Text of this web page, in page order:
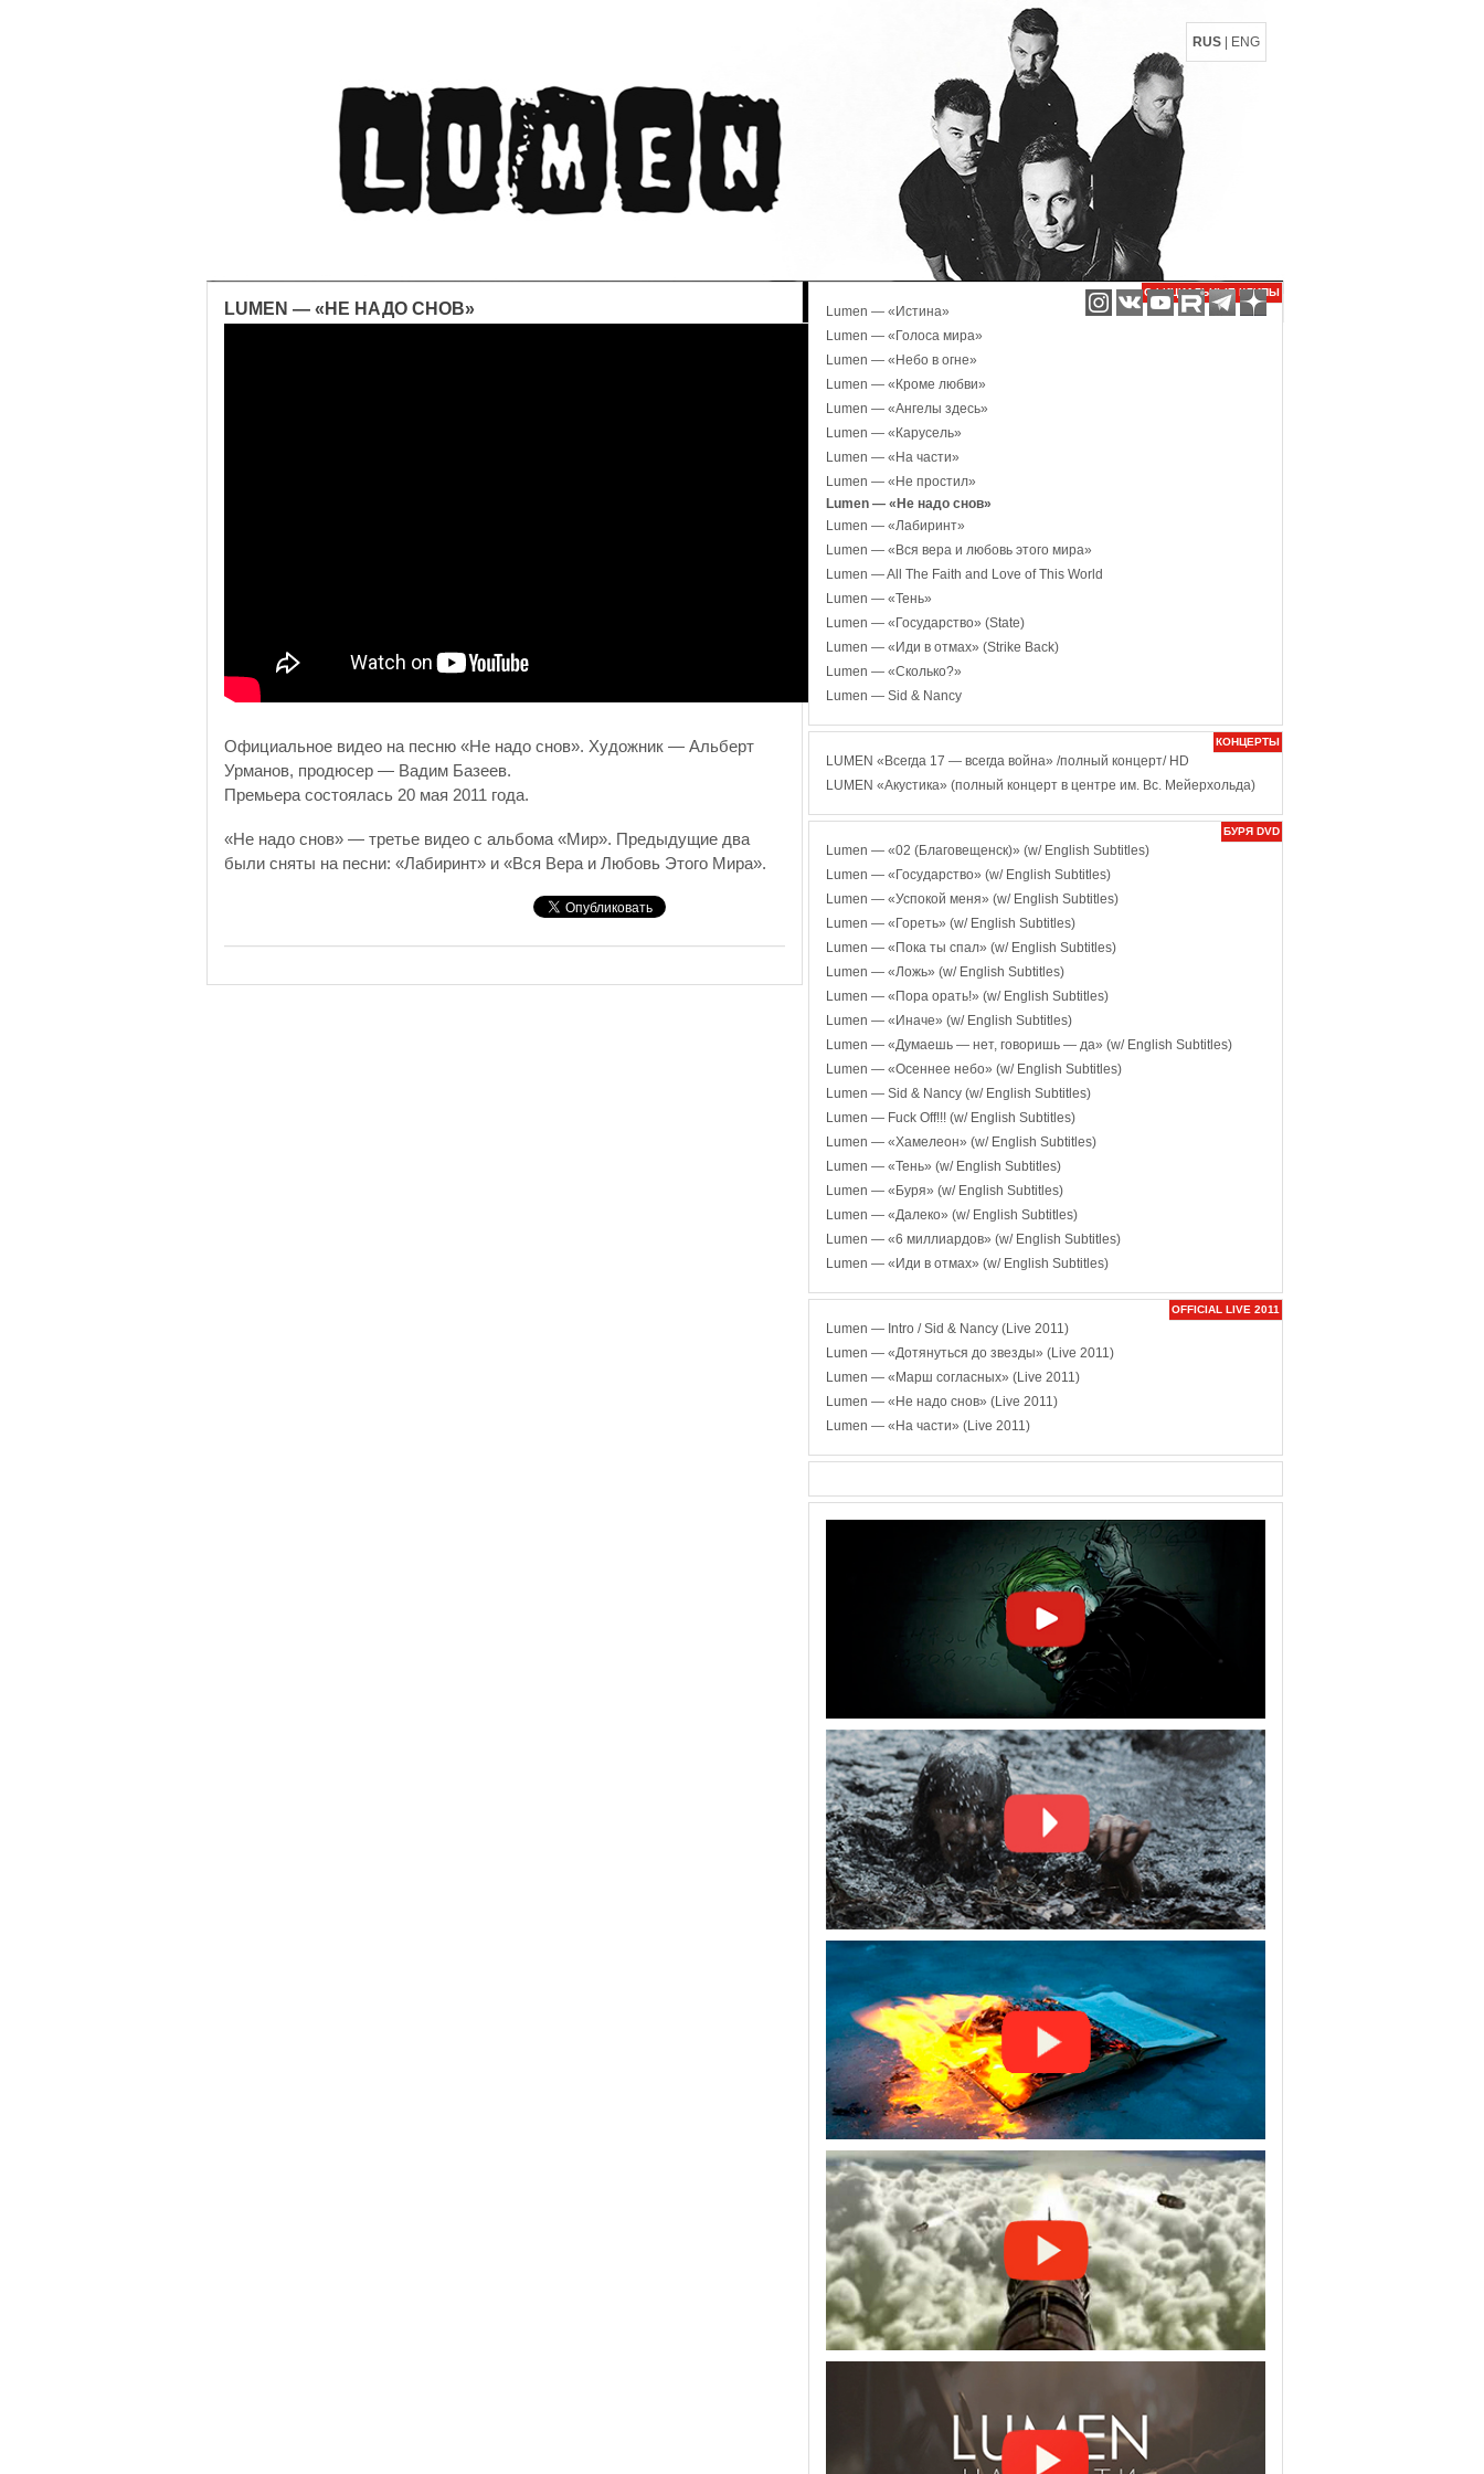
RUS ENG
LUMEN — «НЕ НАДО СНОВ»
Официальное видео на песню «Не надо снов». Художник — Альберт
Урманов, продюсер — Вадим Базеев.
Премьера состоялась 20 мая 2011 года.
«Не надо снов» — третье видео с альбома «Мир». Предыдущие два
были сняты на песни: «Лабиринт» и «Вся Вера и Любовь Этого Мира».
ОФИЦИАЛЬНЫЕ КЛИПЫ
Lumen — «Истина»
Lumen — «Голоса мира»
Lumen — «Небо в огне»
Lumen — «Кроме любви»
Lumen — «Ангелы здесь»
Lumen — «Карусель»
Lumen — «На части»
Lumen — «Не простил»
Lumen — «Не надо снов»
Lumen — «Лабиринт»
Lumen — «Вся вера и любовь этого мира»
Lumen — All The Faith and Love of This World
Lumen — «Тень»
Lumen — «Государство» (State)
Lumen — «Иди в отмах» (Strike Back)
Lumen — «Сколько?»
Lumen — Sid & Nancy
КОНЦЕРТЫ
LUMEN «Всегда 17 — всегда война» /полный концерт/ HD
LUMEN «Акустика» (полный концерт в центре им. Вс. Мейерхольда)
БУРЯ DVD
Lumen — «02 (Благовещенск)» (w/ English Subtitles)
Lumen — «Государство» (w/ English Subtitles)
Lumen — «Успокой меня» (w/ English Subtitles)
Lumen — «Гореть» (w/ English Subtitles)
Lumen — «Пока ты спал» (w/ English Subtitles)
Lumen — «Ложь» (w/ English Subtitles)
Lumen — «Пора орать!» (w/ English Subtitles)
Lumen — «Иначе» (w/ English Subtitles)
Lumen — «Думаешь — нет, говоришь — да» (w/ English Subtitles)
Lumen — «Осеннее небо» (w/ English Subtitles)
Lumen — Sid & Nancy (w/ English Subtitles)
Lumen — Fuck Off!!! (w/ English Subtitles)
Lumen — «Хамелеон» (w/ English Subtitles)
Lumen — «Тень» (w/ English Subtitles)
Lumen — «Буря» (w/ English Subtitles)
Lumen — «Далеко» (w/ English Subtitles)
Lumen — «6 миллиардов» (w/ English Subtitles)
Lumen — «Иди в отмах» (w/ English Subtitles)
OFFICIAL LIVE 2011
Lumen — Intro / Sid & Nancy (Live 2011)
Lumen — «Дотянуться до звезды» (Live 2011)
Lumen — «Марш согласных» (Live 2011)
Lumen — «Не надо снов» (Live 2011)
Lumen — «На части» (Live 2011)